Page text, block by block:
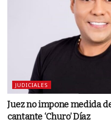
JUDICIALES
Juez no impone medida
cantante ‘Churo’ Díaz